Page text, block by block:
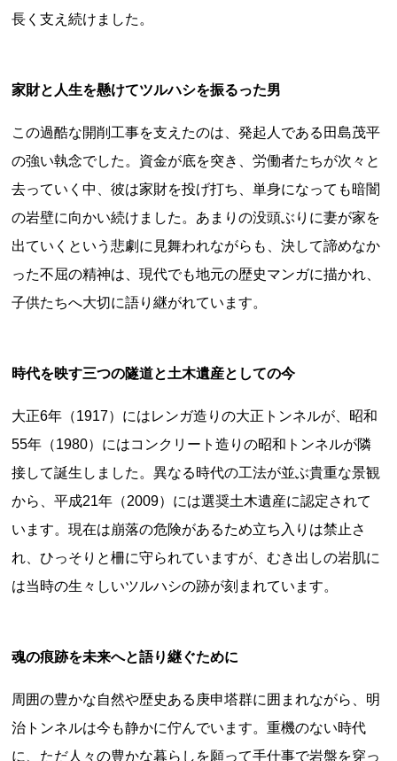
上郷温水路 東急8500系
二ヶ領用水
都道府県から探す
全国
北海道・東北地方
北海道
青森県 岩手県 宮城県
秋田県
東京都
神奈川県
中部地方
長く支え続けました。
家財と人生を懸けてツルハシを振るった男
この過酷な開削工事を支えたのは、発起人である田島茂平
の強い執念でした。資金が底を突き、労働者たちが次々と
去っていく中、彼は家財を投げ打ち、単身になっても暗闇
の岩壁に向かい続けました。あまりの没頭ぶりに妻が家を
出ていくという悲劇に見舞われながらも、決して諦めなか
った不屈の精神は、現代でも地元の歴史マンガに描かれ、
子供たちへ大切に語り継がれています。
時代を映す三つの隧道と土木遺産としての今
大正6年（1917）にはレンガ造りの大正トンネルが、昭和
55年（1980）にはコンクリート造りの昭和トンネルが隣
接して誕生しました。異なる時代の工法が並ぶ貴重な景観
から、平成21年（2009）には選奨土木遺産に認定されて
います。現在は崩落の危険があるため立ち入りは禁止さ
れ、ひっそりと柵に守られていますが、むき出しの岩肌に
は当時の生々しいツルハシの跡が刻まれています。
魂の痕跡を未来へと語り継ぐために
周囲の豊かな自然や歴史ある庚申塔群に囲まれながら、明
治トンネルは今も静かに佇んでいます。重機のない時代
に、ただ人々の豊かな暮らしを願って手仕事で岩盤を穿っ